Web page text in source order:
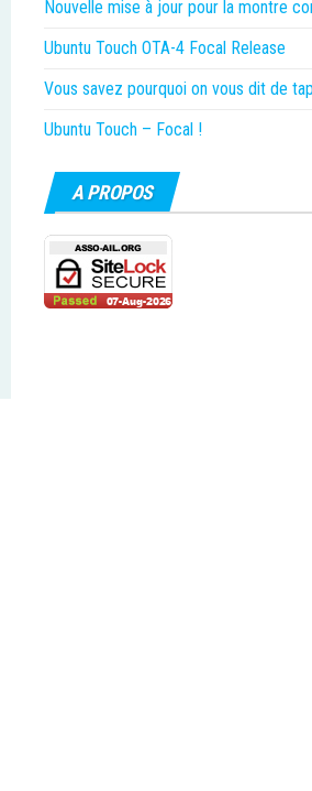
Nouvelle mise à jour pour la montre
Ubuntu Touch OTA-4 Focal Release
Vous savez pourquoi on vous dit de
Ubuntu Touch – Focal !
A PROPOS